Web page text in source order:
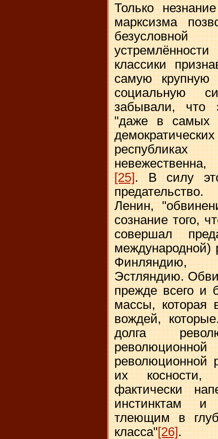
Только
марксизма
безусловной
классики
самую крупную
социальную
забывали, что
"даже в самых
невежественна,
[25]. В силу
Ленин,
сознание того,
совершал
международной)
Финляндию,
Эстляндию.
прежде всего и
массы, которая
вождей,
долга
революционной
их косности,
фактически
инстинктам и
тлеющим в
класса"[26].